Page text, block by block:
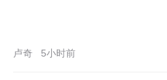
卢奇 5小时前